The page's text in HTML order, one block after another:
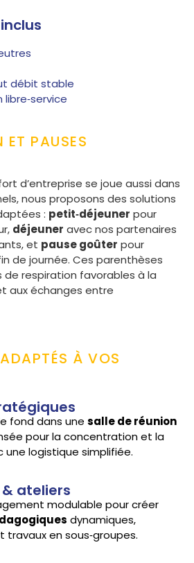
débit stable
ET PAUSES
d’entreprise se joue aussi dans
nous proposons des solutions
: petit‑déjeuner pour
déjeuner avec nos partenaires
et pause goûter pour
de journée. Ces parenthèses
respiration favorables à la
aux échanges entre
À VOS
fond dans une salle de réunion
pour la concentration et la
logistique simplifiée.
ateliers
modulable pour créer
dynamiques,
en sous‑groupes.